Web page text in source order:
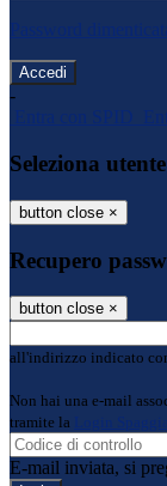
Password
-
Entra con SPID
Seleziona utente
button close ×
Recupero
button close ×
all'indirizzo indicato
Non hai una e-mail
tramite la
Login
E-mail inviata, si